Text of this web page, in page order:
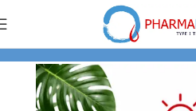
Συσκευών - Αισθητήρων